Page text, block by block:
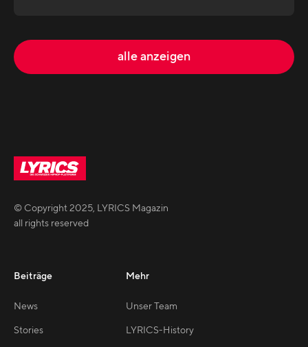
alle anzeigen
© Copyright2025, LYRICS Magazin
all rights reserved
Beiträge
News
Stories
Mehr
Unser Team
LYRICS-History